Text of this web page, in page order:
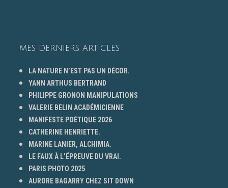
MES DERNIERS ARTICLES
LA NATURE N’EST PAS UN DÉCOR.
YANN ARTHUS BERTRAND
PHILIPPE GRONON MANIPULATIONS
VALERIE BELIN ACADÉMICIENNE
MANIFESTE POÉTIQUE 2026
CATHERINE HENRIETTE.
MARINE LANIER, ALCHIMIA.
LE FAUX À L’ÉPREUVE DU VRAI.
PARIS PHOTO 2025
AURORE BAGARRY CHEZ SIT DOWN